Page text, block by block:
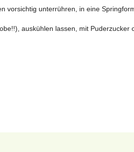
vorsichtig unterrühren, in eine
auskühlen lassen, mit Puderzucker